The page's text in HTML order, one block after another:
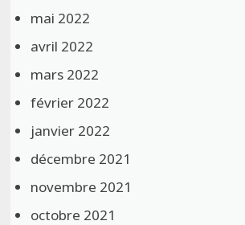
mai 2022
avril 2022
mars 2022
février 2022
janvier 2022
décembre 2021
novembre 2021
octobre 2021